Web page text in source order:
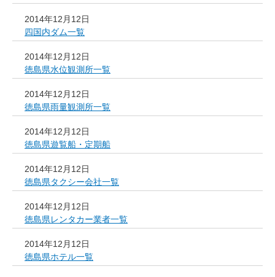
2014年12月12日
四国内ダム一覧
2014年12月12日
徳島県水位観測所一覧
2014年12月12日
徳島県雨量観測所一覧
2014年12月12日
徳島県遊覧船・定期船
2014年12月12日
徳島県タクシー会社一覧
2014年12月12日
徳島県レンタカー業者一覧
2014年12月12日
徳島県ホテル一覧